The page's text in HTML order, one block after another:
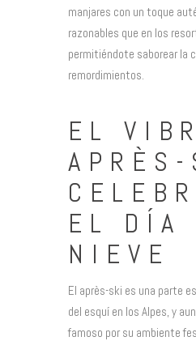
manjares con un toque
razonables que en los
permitiéndote saborear la
remordimientos.
EL
EL DÍA
NIEVE
El après-ski es una parte
del esquí en los Alpes, y
famoso por su ambiente